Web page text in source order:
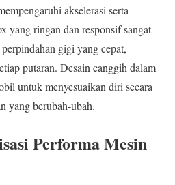
akselerasi serta
yang ringan dan responsif sangat
gigi yang cepat,
putaran. Desain canggih dalam
untuk menyesuaikan diri secara
yang berubah-ubah.
Performa Mesin